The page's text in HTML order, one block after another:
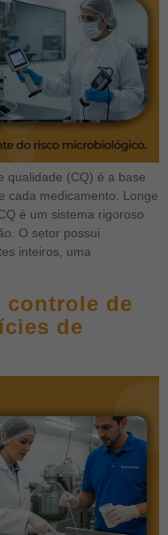
qualidade (CQ) é a base
cada medicamento. Longe
é um sistema rigoroso
O setor possui
inteiros, uma
controle de
de